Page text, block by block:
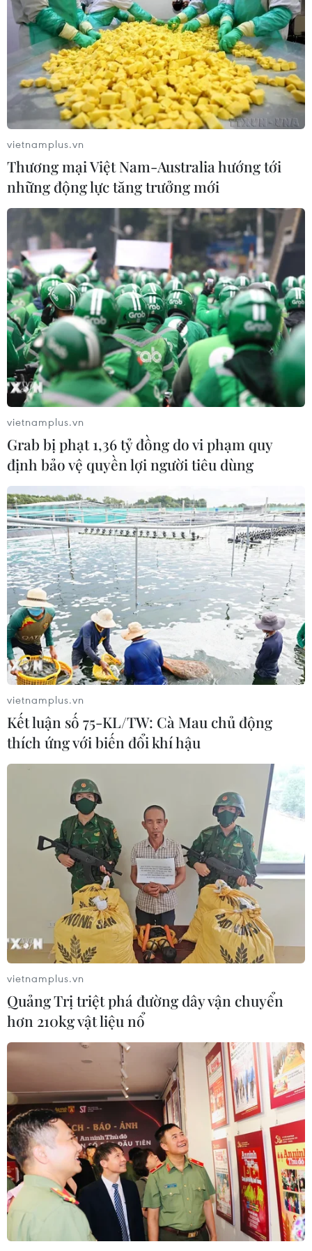
TIN CÙNG CHUYÊN MỤC
59 năm ASEAN: Gắn kết tình hữu
nghị ASEAN tại nước Nga
08/08/2026 03:51
Để ASEAN không chỉ thích ứng với
thời đại, mà còn chủ động kiến tạo và
vietnamplus.vn
Thương mại Việt Nam-Australia hướng tới
những động lực tăng trưởng mới
vietnamplus.vn
Grab bị phạt 1,36 tỷ đồng do vi phạm quy
định bảo vệ quyền lợi người tiêu dùng
vietnamplus.vn
Kết luận số 75-KL/TW: Cà Mau chủ động
thích ứng với biến đổi khí hậu
vietnamplus.vn
Quảng Trị triệt phá đường dây vận chuyển
hơn 210kg vật liệu nổ